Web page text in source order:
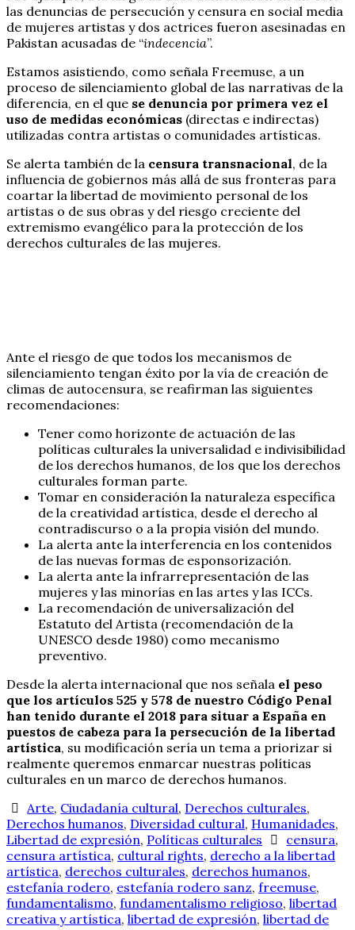
las denuncias de persecución y censura en social media
de mujeres artistas y dos actrices fueron asesinadas en
Pakistan acusadas de “indecencia”.
Estamos asistiendo, como señala Freemuse, a un
proceso de silenciamiento global de las narrativas de la
diferencia, en el que se denuncia por primera vez el
uso de medidas económicas (directas e indirectas)
utilizadas contra artistas o comunidades artísticas.
Se alerta también de la censura transnacional, de la
influencia de gobiernos más allá de sus fronteras para
coartar la libertad de movimiento personal de los
artistas o de sus obras y del riesgo creciente del
extremismo evangélico para la protección de los
derechos culturales de las mujeres.
Ante el riesgo de que todos los mecanismos de
silenciamiento tengan éxito por la vía de creación de
climas de autocensura, se reafirman las siguientes
recomendaciones:
Tener como horizonte de actuación de las
políticas culturales la universalidad e indivisibilidad
de los derechos humanos, de los que los derechos
culturales forman parte.
Tomar en consideración la naturaleza específica
de la creatividad artística, desde el derecho al
contradiscurso o a la propia visión del mundo.
La alerta ante la interferencia en los contenidos
de las nuevas formas de esponsorización.
La alerta ante la infrarrepresentación de las
mujeres y las minorías en las artes y las ICCs.
La recomendación de universalización del
Estatuto del Artista (recomendación de la
UNESCO desde 1980) como mecanismo
preventivo.
Desde la alerta internacional que nos señala el peso
que los artículos 525 y 578 de nuestro Código Penal
han tenido durante el 2018 para situar a España en
puestos de cabeza para la persecución de la libertad
artística, su modificación sería un tema a priorizar si
realmente queremos enmarcar nuestras políticas
culturales en un marco de derechos humanos.
Arte, Ciudadanía cultural, Derechos culturales,
Derechos humanos, Diversidad cultural, Humanidades,
Libertad de expresión, Políticas culturales censura,
censura artística, cultural rights, derecho a la libertad
artística, derechos culturales, derechos humanos,
estefanía rodero, estefanía rodero sanz, freemuse,
fundamentalismo, fundamentalismo religioso, libertad
creativa y artística, libertad de expresión, libertad de